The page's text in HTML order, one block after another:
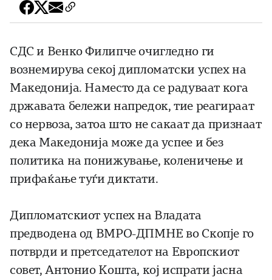
СДС и Венко Филипче очигледно ги
вознемирува секој дипломатски успех на
Македонија. Наместо да се радуваат кога
државата бележи напредок, тие реагираат
со нервоза, затоа што не сакаат да признаат
дека Македонија може да успее и без
политика на понижување, коленичење и
прифаќање туѓи диктати.
Дипломатскиот успех на Владата
предводена од ВМРО-ДПМНЕ во Скопје го
потврди и претседателот на Европскиот
совет, Антонио Кошта, кој испрати јасна